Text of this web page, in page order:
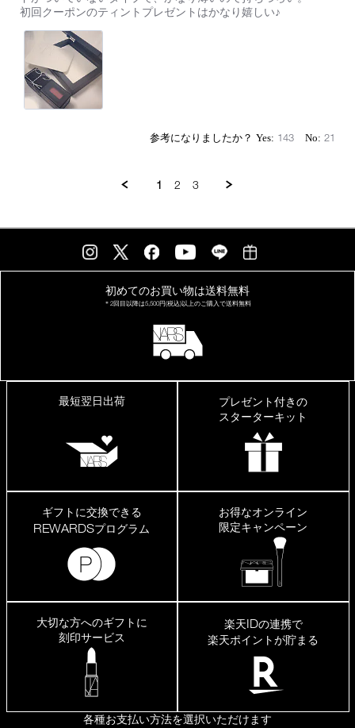
Mar
2022
サ
ラ
感
感
動
初回クーポンのティントプレゼントはかなり嬉しい♪
143 21
1 2 3
初めてのお買い物は送料無料
＊2回目以降は5,500円(税込)以上の ご購入で送料無料
最短翌日出荷
プレゼント付きの
スターターキット
ギフトに交換できる
REWARDSプログラム
お得なオンライン
限定キャンペーン
大切な方へのギフトに
刻印サービス
楽天IDの連携で
楽天ポイントが貯まる
各種お支払い方法を選択いただけます